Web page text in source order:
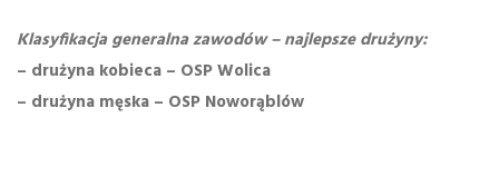
Klasyfikacja generalna zawodów – najlepsze drużyny:
– drużyna kobieca – OSP Wolica
– drużyna męska – OSP Noworąblów